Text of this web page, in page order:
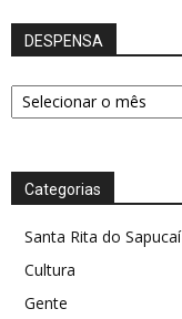
DESPENSA
DESPENSA
Categorias
Santa Rita do Sapucaí
Cultura
Gente